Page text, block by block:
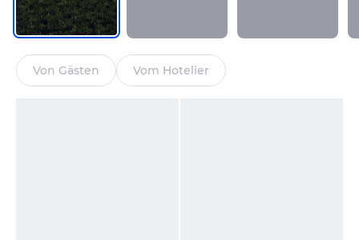
Von Gästen Vom Hotelier